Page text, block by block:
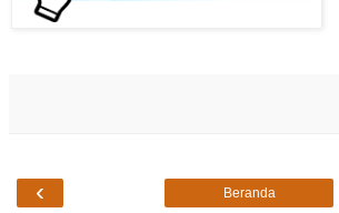
‹ Beranda